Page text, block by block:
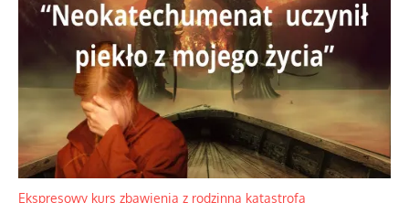
Ekspresowy kurs zbawienia z rodzinną katastrofą